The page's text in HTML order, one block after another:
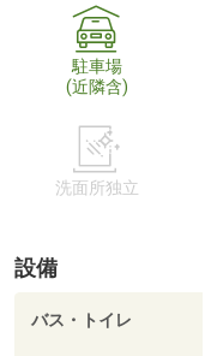
駐車場
(近隣含)
洗面所独立
設備
バス・トイレ